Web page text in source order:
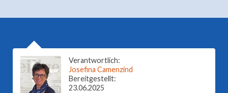
Verantwortlich:
Josefina Camenzind
Bereitgestellt:
23.06.2025